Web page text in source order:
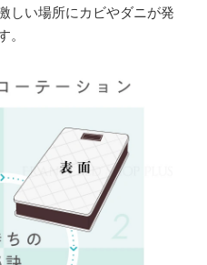
しい場所にカビやダニが発
。